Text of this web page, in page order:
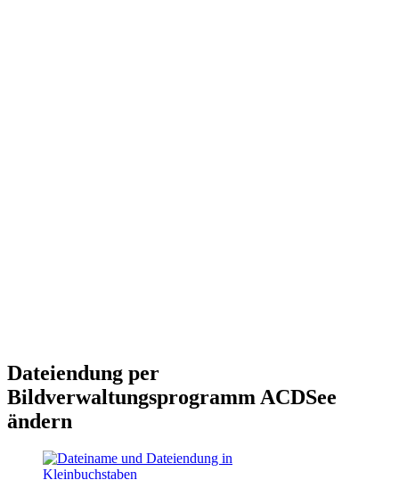
Dateiendung per
Bildverwaltungsprogramm ACDSee
ändern